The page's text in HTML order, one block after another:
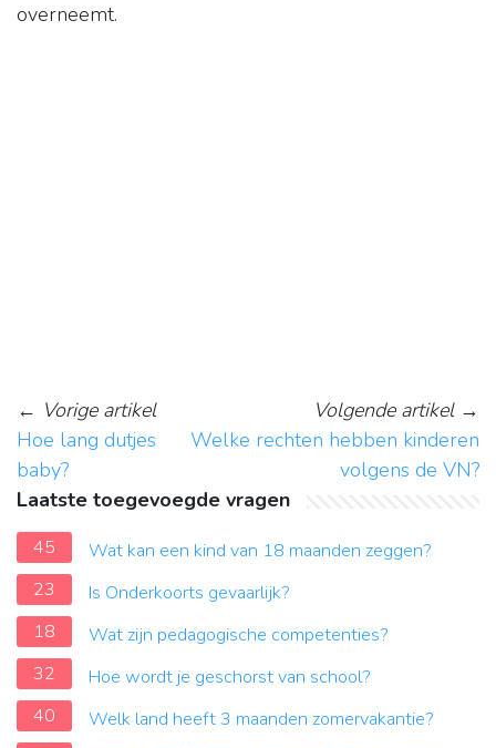
overneemt.
← Vorige artikel
Hoe lang dutjes
baby?
Volgende artikel→
Welke rechten hebben kinderen
volgens de VN?
Laatste toegevoegde vragen
45
Wat kan een kind van 18 maanden zeggen?
23
Is Onderkoorts gevaarlijk?
18
Wat zijn pedagogische competenties?
32
Hoe wordt je geschorst van school?
40
Welk land heeft 3 maanden zomervakantie?